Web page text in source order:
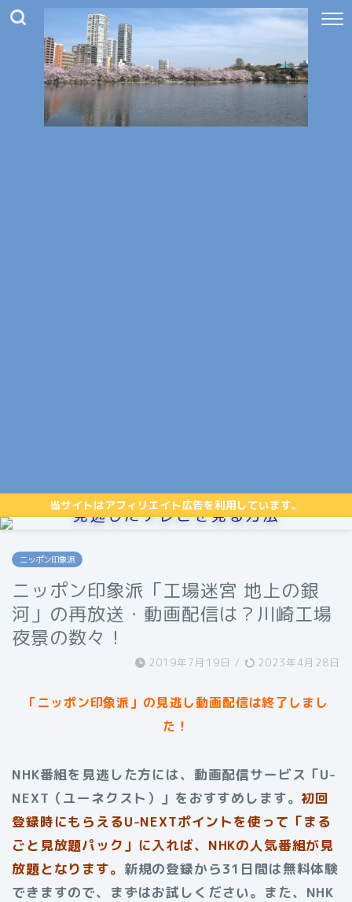
当サイトはアフィリエイト広告を利用しています。
見逃したテレビを見る方法
ニッポン印象派
ニッポン印象派「工場迷宮 地上の銀
河」の再放送・動画配信は？川崎工場
夜景の数々！
2019年7月19日 / 2023年4月28日
「ニッポン印象派」の見逃し動画配信は終了しまし
た！
NHK番組を見逃した方には、動画配信サービス「U-
NEXT（ユーネクスト）」をおすすめします。 初回
登録時にもらえるU-NEXTポイントを使って「まる
ごと見放題パック」に入れば、NHKの人気番組が見
放題となります。 新規の登録から31日間は無料体験
できますので、まずはお試しください。また、NHK